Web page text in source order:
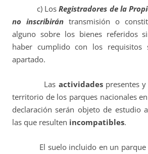
c) LosRegistradores de la
no inscribirán transmisión o
alguno sobre los bienes referidos
haber cumplido con los requisitos
apartado.
Las actividadespresentes y
territorio de los parques nacionales
declaración serán objeto de estudio
las que resulten incompatibles.
El suelo incluido en un parque